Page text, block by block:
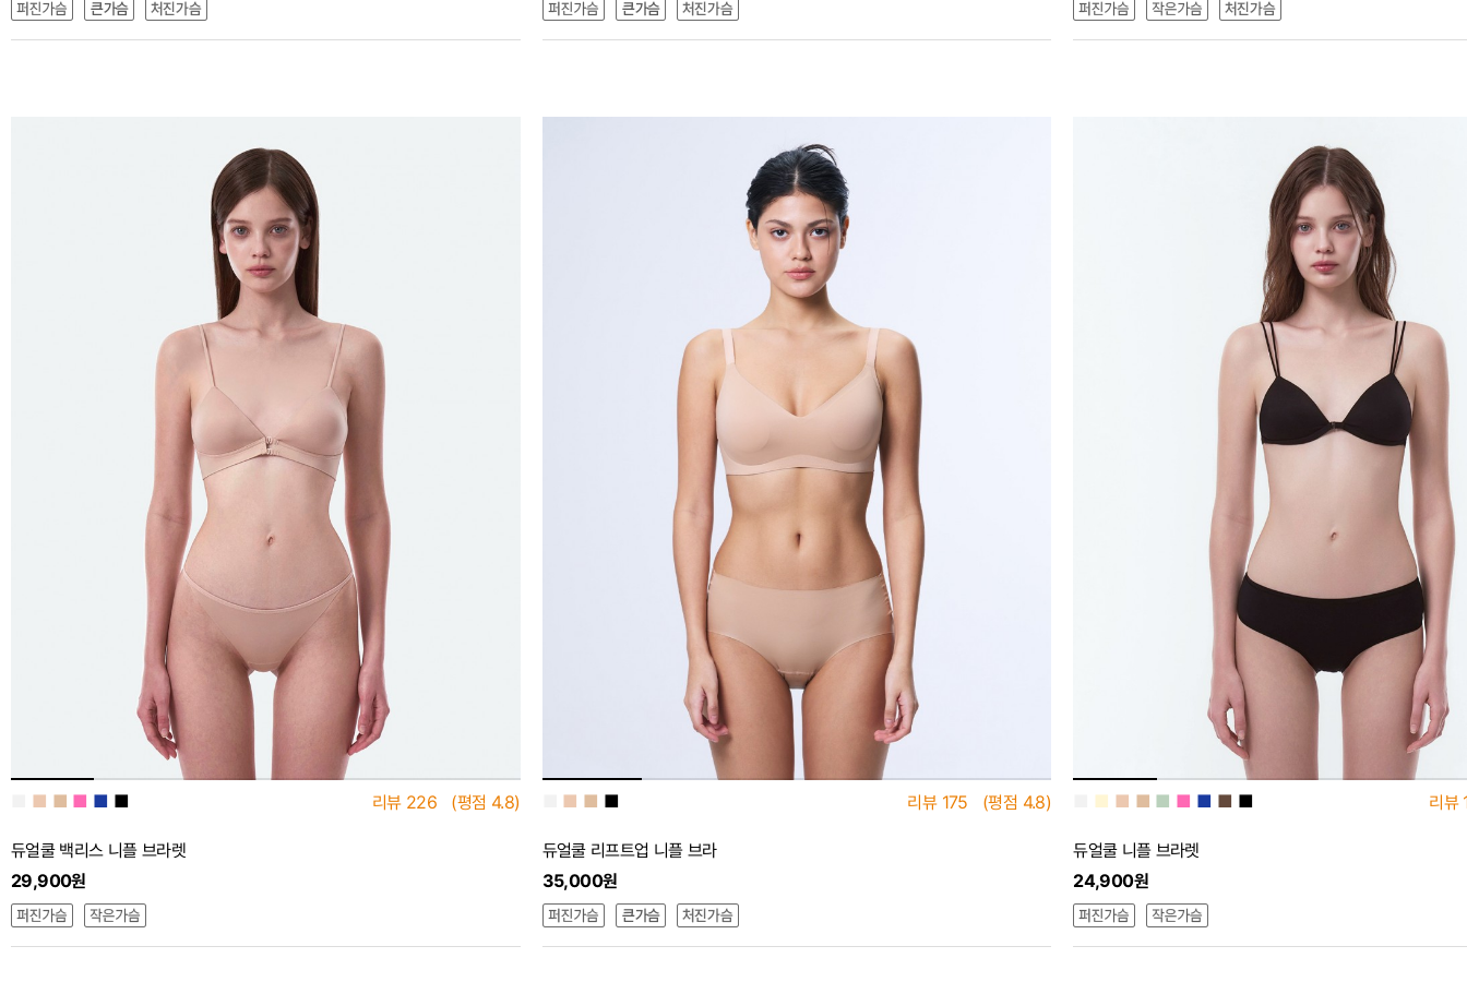
■ ■ ■ ■ ■ 리뷰 226 (평점 4.8)
듀얼쿨 백리스 니플 브라렛
29,900원
■ ■ ■ 리뷰 175 (평점 4.8)
듀얼쿨 리프트업 니플 브라
35,000원
■ ■ ■ ■ ■ ■ ■ ■ 리뷰
듀얼쿨 니플 브라렛
24,900원